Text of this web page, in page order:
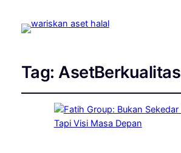
Tag:AsetBerkualitas